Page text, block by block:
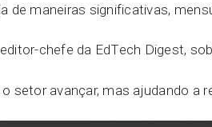
de maneiras significativas,
chefe da EdTech Digest,
setor avançar, mas ajudando a